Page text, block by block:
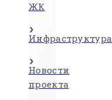
ЖК
Инфраструктура
Новости
проекта